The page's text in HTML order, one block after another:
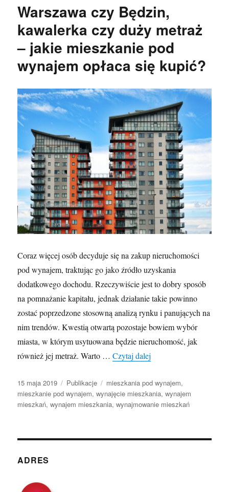
Warszawa czy Będzin,
kawalerka czy duży metraż
– jakie mieszkanie pod
wynajem opłaca się kupić?
Coraz więcej osób decyduje się na zakup nieruchomości
pod wynajem, traktując go jako źródło uzyskania
dodatkowego dochodu. Rzeczywiście jest to dobry sposób
na pomnażanie kapitału, jednak działanie takie powinno
zostać poprzedzone stosowną analizą rynku i panujących na
nim trendów. Kwestią otwartą pozostaje bowiem wybór
miasta, w którym usytuowana będzie nieruchomość, jak
również jej metraż. Warto …Czytaj dalej
Opublikowano
15 maja 2019 Kategorie
Publikacje Tagi
mieszkania pod wynajem,
mieszkanie pod wynajem,wynajęcie mieszkania,wynajem
mieszkań,wynajem mieszkania,wynajmowanie mieszkań
ADRES